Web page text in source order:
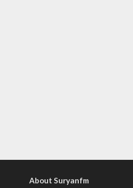
About Suryanfm